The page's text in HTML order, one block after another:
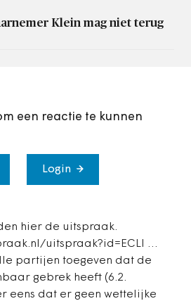
Klein mag niet terug
een reactie te kunnen
Login
hier de uitspraak.
uitspraak?id=ECLI …
partijen toegeven dat de
gebrek heeft (6.2.
eens dat er geen wettelijke